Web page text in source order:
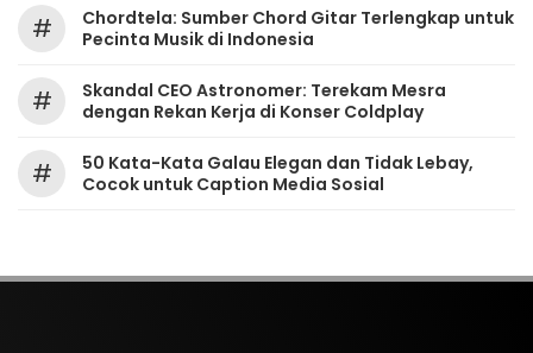
#
Chordtela: Sumber Chord Gitar Terlengkap untuk
Pecinta Musik di Indonesia
#
Skandal CEO Astronomer: Terekam Mesra
dengan Rekan Kerja di Konser Coldplay
#
50 Kata-Kata Galau Elegan dan Tidak Lebay,
Cocok untuk Caption Media Sosial